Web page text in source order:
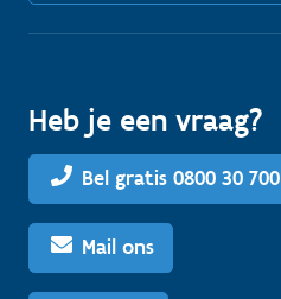
Heb je een vraag?
Bel gratis 0800 30 700
Mail ons